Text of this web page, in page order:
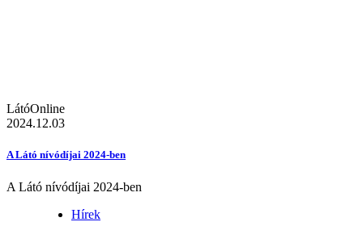
LátóOnline
2024.12.03
A Látó nívódíjai 2024-ben
A Látó nívódíjai 2024-ben
Hírek